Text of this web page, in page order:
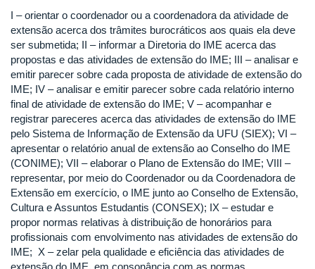
I – orientar o coordenador ou a coordenadora da atividade de
extensão acerca dos trâmites burocráticos aos quais ela deve
ser submetida; II – informar a Diretoria do IME acerca das
propostas e das atividades de extensão do IME; III – analisar e
emitir parecer sobre cada proposta de atividade de extensão do
IME; IV – analisar e emitir parecer sobre cada relatório interno
final de atividade de extensão do IME; V – acompanhar e
registrar pareceres acerca das atividades de extensão do IME
pelo Sistema de Informação de Extensão da UFU (SIEX); VI –
apresentar o relatório anual de extensão ao Conselho do IME
(CONIME); VII – elaborar o Plano de Extensão do IME; VIII –
representar, por meio do Coordenador ou da Coordenadora de
Extensão em exercício, o IME junto ao Conselho de Extensão,
Cultura e Assuntos Estudantis (CONSEX); IX – estudar e
propor normas relativas à distribuição de honorários para
profissionais com envolvimento nas atividades de extensão do
IME; X – zelar pela qualidade e eficiência das atividades de
extensão do IME, em consonância com as normas